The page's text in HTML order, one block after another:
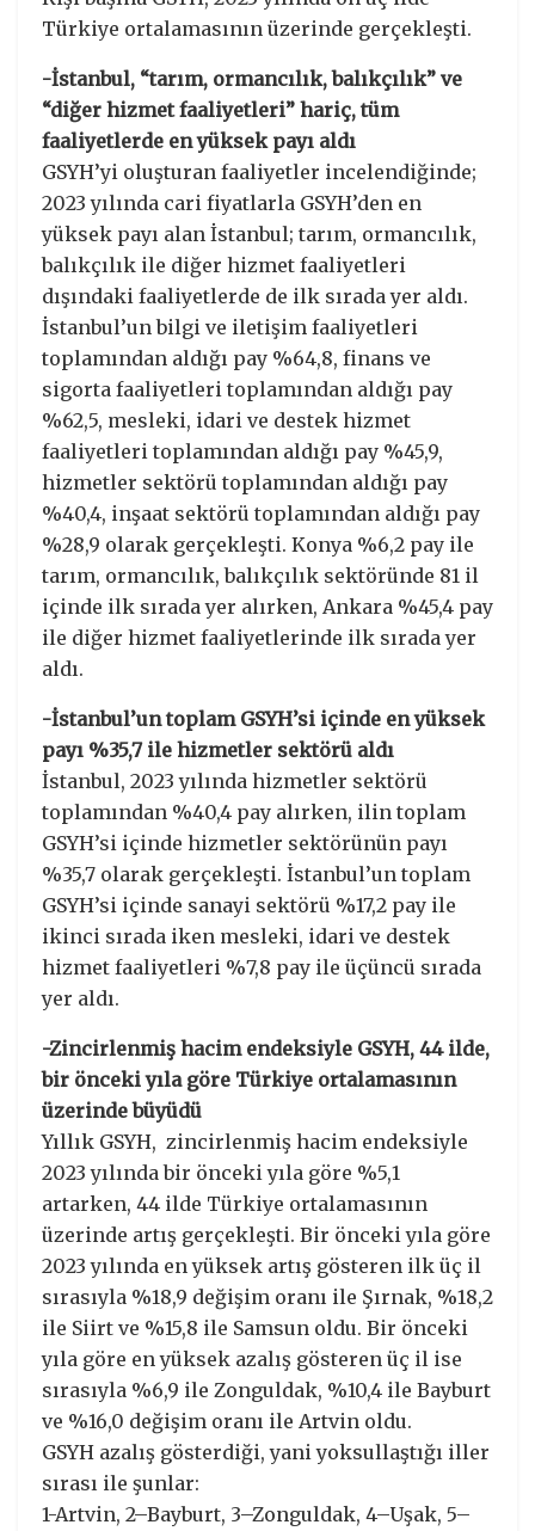
Türkiye ortalamasının üzerinde gerçekleşti.
-İstanbul, “tarım, ormancılık, balıkçılık” ve
“diğer hizmet faaliyetleri” hariç, tüm
faaliyetlerde en yüksek payı aldı
GSYH’yi oluşturan faaliyetler incelendiğinde;
2023 yılında cari fiyatlarla GSYH’den en
yüksek payı alan İstanbul; tarım, ormancılık,
balıkçılık ile diğer hizmet faaliyetleri
dışındaki faaliyetlerde de ilk sırada yer aldı.
İstanbul’un bilgi ve iletişim faaliyetleri
toplamından aldığı pay %64,8, finans ve
sigorta faaliyetleri toplamından aldığı pay
%62,5, mesleki, idari ve destek hizmet
faaliyetleri toplamından aldığı pay %45,9,
hizmetler sektörü toplamından aldığı pay
%40,4, inşaat sektörü toplamından aldığı pay
%28,9 olarak gerçekleşti. Konya %6,2 pay ile
tarım, ormancılık, balıkçılık sektöründe 81 il
içinde ilk sırada yer alırken, Ankara %45,4 pay
ile diğer hizmet faaliyetlerinde ilk sırada yer
aldı.
-İstanbul’un toplam GSYH’si içinde en yüksek
payı %35,7 ile hizmetler sektörü aldı
İstanbul, 2023 yılında hizmetler sektörü
toplamından %40,4 pay alırken, ilin toplam
GSYH’si içinde hizmetler sektörünün payı
%35,7 olarak gerçekleşti. İstanbul’un toplam
GSYH’si içinde sanayi sektörü %17,2 pay ile
ikinci sırada iken mesleki, idari ve destek
hizmet faaliyetleri %7,8 pay ile üçüncü sırada
yer aldı.
-Zincirlenmiş hacim endeksiyle GSYH, 44 ilde,
bir önceki yıla göre Türkiye ortalamasının
üzerinde büyüdü
Yıllık GSYH, zincirlenmiş hacim endeksiyle
2023 yılında bir önceki yıla göre %5,1
artarken, 44 ilde Türkiye ortalamasının
üzerinde artış gerçekleşti. Bir önceki yıla göre
2023 yılında en yüksek artış gösteren ilk üç il
sırasıyla %18,9 değişim oranı ile Şırnak, %18,2
ile Siirt ve %15,8 ile Samsun oldu. Bir önceki
yıla göre en yüksek azalış gösteren üç il ise
sırasıyla %6,9 ile Zonguldak, %10,4 ile Bayburt
ve %16,0 değişim oranı ile Artvin oldu.
GSYH azalış gösterdiği, yani yoksullaştığı iller
sırası ile şunlar:
1-Artvin, 2–Bayburt, 3–Zonguldak, 4–Uşak, 5–